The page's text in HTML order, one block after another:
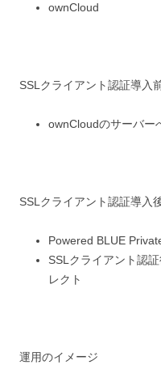
ownCloud
SSLクライアント認証導入
ownCloudのサーバー
SSLクライアント認証導入
Powered BLUE
SSLクライアント認
レクト
運用のイメージ